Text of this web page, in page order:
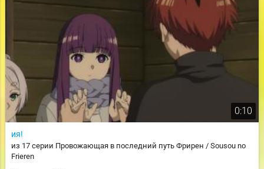
0:10
ия!
из 17 серии Провожающая в последний путь Фрирен / Sousou no
Frieren